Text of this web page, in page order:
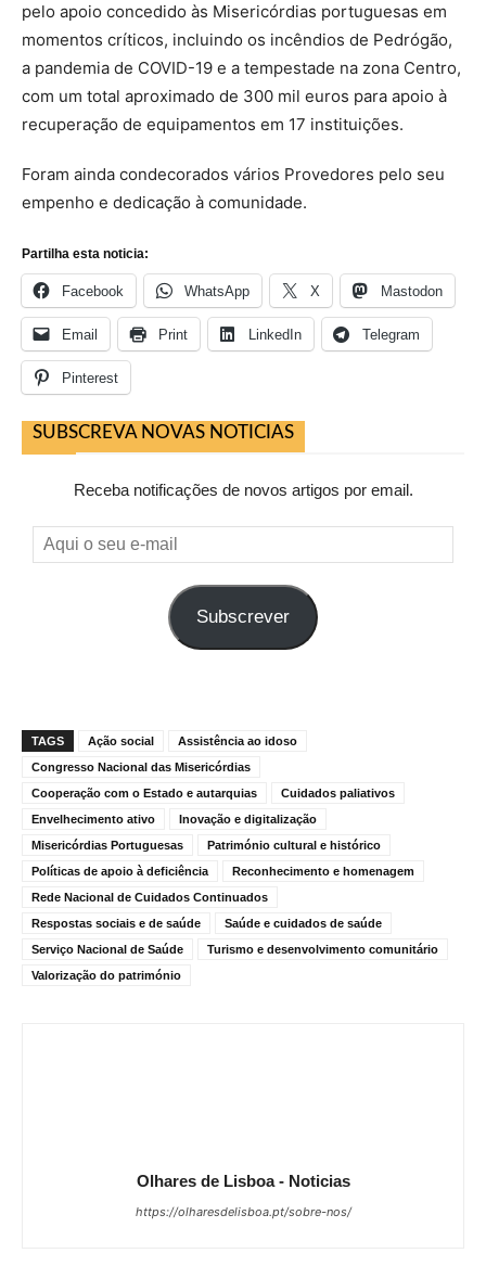
pelo apoio concedido às Misericórdias portuguesas em
momentos críticos, incluindo os incêndios de Pedrógão,
a pandemia de COVID-19 e a tempestade na zona Centro,
com um total aproximado de 300 mil euros para apoio à
recuperação de equipamentos em 17 instituições.
Foram ainda condecorados vários Provedores pelo seu
empenho e dedicação à comunidade.
Partilha esta noticia:
Facebook WhatsApp X Mastodon
Email Print LinkedIn Telegram
Pinterest
SUBSCREVA NOVAS NOTICIAS
Receba notificações de novos artigos por email.
Aqui
o
Subscrever
TAGS Ação social
Assistência ao idoso
Congresso Nacional das Misericórdias
Cooperação com o Estado e autarquias
Cuidados paliativos
Envelhecimento ativo
Inovação e digitalização
Misericórdias Portuguesas
Património cultural e histórico
Políticas de apoio à deficiência
Reconhecimento e homenagem
Rede Nacional de Cuidados Continuados
Respostas sociais e de saúde
Saúde e cuidados de saúde
Serviço Nacional de Saúde
Turismo e desenvolvimento comunitário
Valorização do património
Olhares de Lisboa - Noticias
https://olharesdelisboa.pt/sobre-nos/